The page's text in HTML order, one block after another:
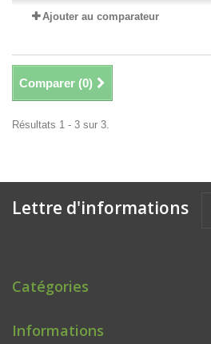
Ajouter au comparateur
Comparer (0)
Résultats 1 - 3 sur 3.
Lettre d'informations
Catégories
Informations